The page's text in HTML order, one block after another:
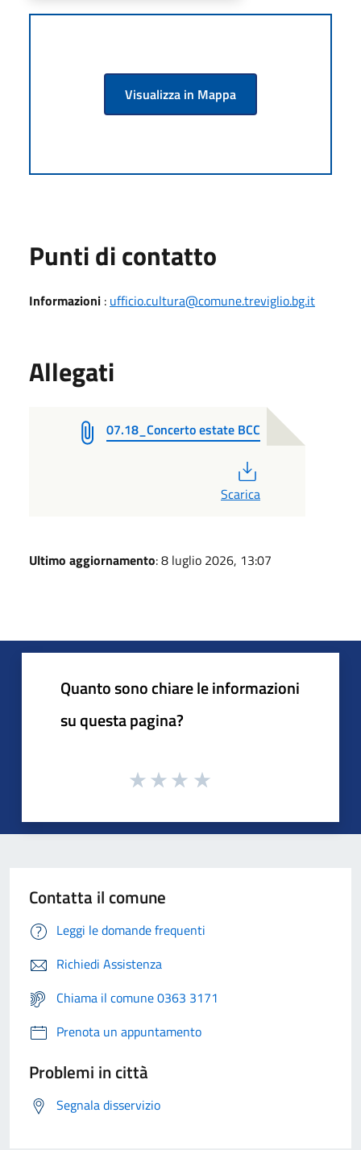
Visualizza in Mappa
Punti di contatto
Informazioni : ufficio.cultura@comune.treviglio.bg.it
Allegati
07.18_Concerto estate BCC
Scarica
Ultimo aggiornamento: 8 luglio 2026, 13:07
Quanto sono chiare le informazioni
su questa pagina?
Contatta il comune
Leggi le domande frequenti
Richiedi Assistenza
Chiama il comune 0363 3171
Prenota un appuntamento
Problemi in città
Segnala disservizio